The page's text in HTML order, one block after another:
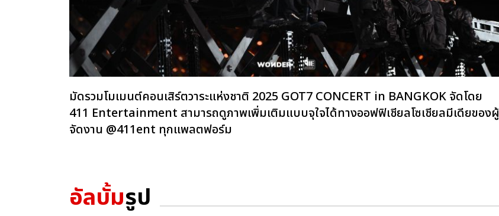
มัดรวมโมเมนต์คอนเสิร์ตวาระแห่งชาติ 2025 GOT7 CONCERT in BANGKOK จัดโดย
411 Entertainment สามารถดูภาพเพิ่มเติมแบบจุใจได้ทางออฟฟิเชียลโซเชียลมีเดียของผู้
จัดงาน @411ent ทุกแพลตฟอร์ม
อัลบั้มรูป